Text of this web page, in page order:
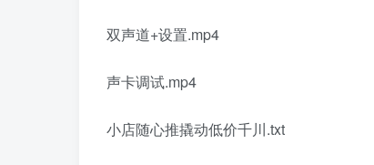
双声道+设置.mp4
声卡调试.mp4
小店随心推撬动低价千川.txt